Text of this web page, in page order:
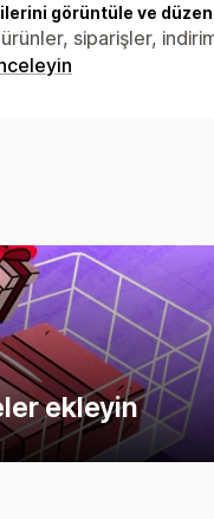
görüntüle ve
siparişler,
ekleyin